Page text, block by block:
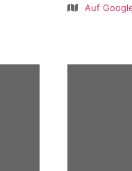
Auf